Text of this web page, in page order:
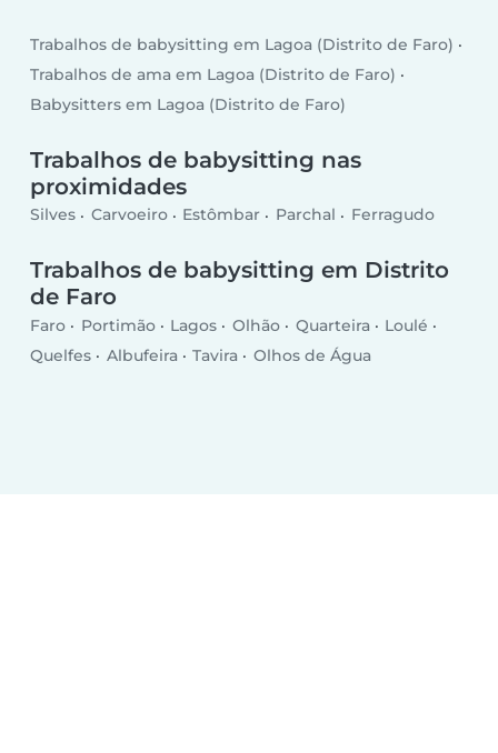
Trabalhos de babysitting em Lagoa (Distrito de Faro)
Trabalhos de ama em Lagoa (Distrito de Faro)
Babysitters em Lagoa (Distrito de Faro)
Trabalhos de babysitting nas
proximidades
Silves Carvoeiro Estômbar Parchal Ferragudo
Trabalhos de babysitting em Distrito
de Faro
Faro Portimão Lagos Olhão Quarteira
Loulé
Quelfes
Albufeira Tavira Olhos de Água